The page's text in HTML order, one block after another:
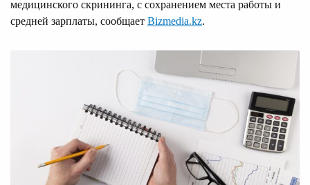
медицинского скрининга, с сохранением места работы и
средней зарплаты, сообщает Bizmedia.kz.